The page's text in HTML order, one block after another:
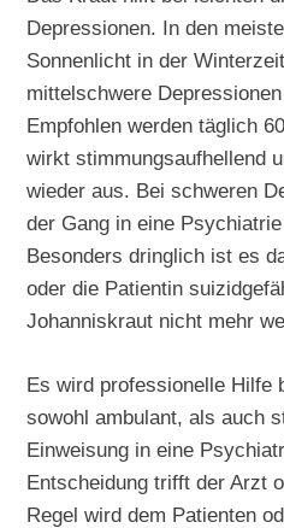
Depressionen. In den
Sonnenlicht in der
mittelschwere
Empfohlen werden täglich
wirkt stimmungsaufhellend
wieder aus. Bei schweren
der Gang in eine
Besonders dringlich ist es
oder die Patientin
Johanniskraut nicht mehr
Es wird professionelle Hilfe
sowohl ambulant, als auch
Einweisung in eine
Entscheidung trifft der Arzt
Regel wird dem Patienten